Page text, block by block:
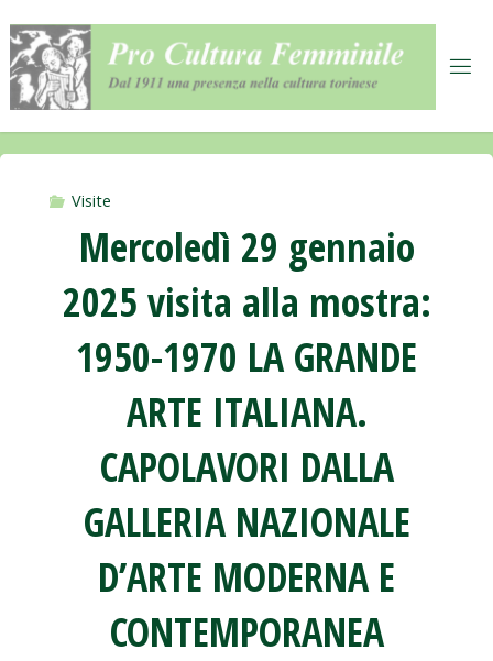
al
contenuto
Visite
Mercoledì 29 gennaio
2025 visita alla mostra:
1950-1970 LA GRANDE
ARTE ITALIANA.
CAPOLAVORI DALLA
GALLERIA NAZIONALE
D’ARTE MODERNA E
CONTEMPORANEA